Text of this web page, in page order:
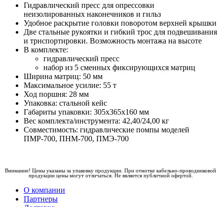
Гидравлический пресс для опрессовки
неизолированных наконечников и гильз
Удобное раскрытие головки поворотом верхней крышки
Две стальные рукоятки и гибкий трос для подвешивания
и трнспортировки. Возможность монтажа на высоте
В комплекте:
гидравлический пресс
набор из 5 сменных фиксирующихся матриц
Ширина матриц: 50 мм
Максимальное усилие: 55 т
Ход поршня: 28 мм
Упаковка: стальной кейс
Габариты упаковки: 305х365х160 мм
Вес комплекта/инструмента: 42,40/24,00 кг
Совместимость: гидравлические помпы моделей
ПМР-700, ПНМ-700, ПМЭ-700
Внимание! Цены указаны за упаковку продукции. При отмотке кабельно-проводниковой
продукции цены могут отличаться. Не является публичной офертой.
О компании
Партнеры